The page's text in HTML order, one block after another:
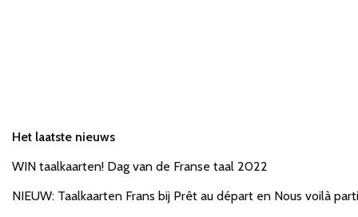
Het laatste nieuws
WIN taalkaarten! Dag van de Franse taal 2022
NIEUW: Taalkaarten Frans bij Prêt au départ en Nous voilà